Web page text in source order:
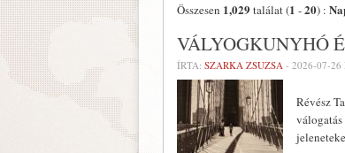
Összesen 1,029 találat (1 -20) :
VÁLYOGKUNYHÓ
ÍRTA: SZARKA ZSUZSA - 2026-07-26
Révész